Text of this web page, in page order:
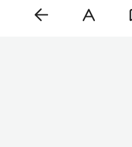
опасность, спустя